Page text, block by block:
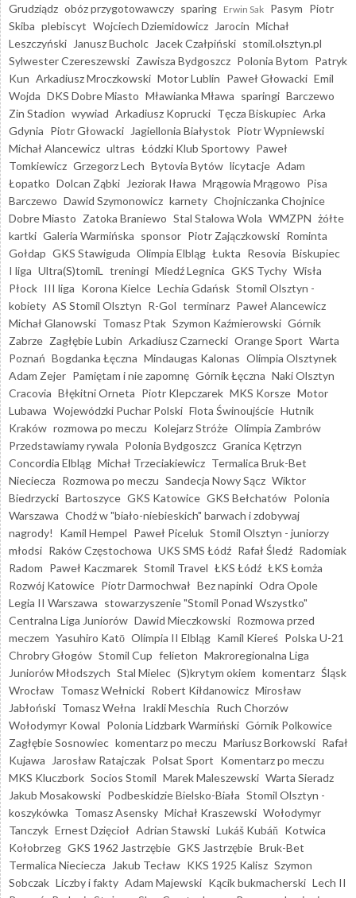
Grudziądz obóz przygotowawczy sparing Erwin Sak Pasym Piotr
Skiba plebiscyt Wojciech Dziemidowicz Jarocin Michał
Leszczyński
Janusz Bucholc Jacek Czałpiński stomil.olsztyn.pl
Sylwester Czereszewski Zawisza Bydgoszcz Polonia Bytom Patryk
Kun Arkadiusz Mroczkowski Motor Lublin Paweł Głowacki Emil
Wojda DKS Dobre Miasto Mławianka Mława sparingi Barczewo
Zin Stadion wywiad Arkadiusz Koprucki Tęcza Biskupiec Arka
Gdynia Piotr Głowacki Jagiellonia Białystok Piotr Wypniewski
Michał Alancewicz ultras Łódzki Klub Sportowy Paweł
Tomkiewicz Grzegorz Lech Bytovia Bytów licytacje Adam
Łopatko Dolcan Ząbki Jeziorak Iława Mrągowia Mrągowo Pisa
Barczewo Dawid Szymonowicz karnety Chojniczanka Chojnice
Dobre Miasto Zatoka Braniewo Stal Stalowa Wola WMZPN żółte
kartki Galeria Warmińska sponsor Piotr Zajączkowski Rominta
Gołdap GKS Stawiguda Olimpia Elbląg Łukta Resovia Biskupiec
I liga Ultra(S)tomiL treningi Miedź Legnica GKS Tychy Wisła
Płock III liga Korona Kielce Lechia Gdańsk Stomil Olsztyn -
kobiety AS Stomil Olsztyn R-Gol terminarz Paweł Alancewicz
Michał Glanowski Tomasz Ptak Szymon Kaźmierowski Górnik
Zabrze Zagłębie Lubin Arkadiusz Czarnecki Orange Sport Warta
Poznań Bogdanka Łęczna Mindaugas Kalonas Olimpia Olsztynek
Adam Zejer Pamiętam i nie zapomnę Górnik Łęczna Naki Olsztyn
Cracovia Błękitni Orneta Piotr Klepczarek MKS Korsze Motor
Lubawa Wojewódzki Puchar Polski Flota Świnoujście Hutnik
Kraków rozmowa po meczu Kolejarz Stróże Olimpia Zambrów
Przedstawiamy rywala Polonia Bydgoszcz Granica Kętrzyn
Concordia Elbląg Michał Trzeciakiewicz Termalica Bruk-Bet
Nieciecza Rozmowa po meczu Sandecja Nowy Sącz Wiktor
Biedrzycki Bartoszyce GKS Katowice GKS Bełchatów Polonia
Warszawa Chodź w "biało-niebieskich" barwach i zdobywaj
nagrody!
Kamil Hempel Paweł Piceluk Stomil Olsztyn - juniorzy
młodsi Raków Częstochowa UKS SMS Łódź Rafał Śledź Radomiak
Radom Paweł Kaczmarek Stomil Travel ŁKS Łódź ŁKS Łomża
Rozwój Katowice Piotr Darmochwał Bez napinki Odra Opole
Legia II Warszawa stowarzyszenie "Stomil Ponad Wszystko"
Centralna Liga Juniorów Dawid Mieczkowski Rozmowa przed
meczem Yasuhiro Katō Olimpia II Elbląg Kamil Kiereś Polska U-21
Chrobry Głogów Stomil Cup felieton Makroregionalna Liga
Juniorów Młodszych Stal Mielec (S)krytym okiem komentarz Śląsk
Wrocław Tomasz Wełnicki Robert Kiłdanowicz Mirosław
Jabłoński Tomasz Wełna Irakli Meschia Ruch Chorzów
Wołodymyr Kowal Polonia Lidzbark Warmiński Górnik Polkowice
Zagłębie Sosnowiec komentarz po meczu Mariusz Borkowski Rafał
Kujawa
Jarosław Ratajczak Polsat Sport Komentarz po meczu
MKS Kluczbork Socios Stomil Marek Maleszewski Warta Sieradz
Jakub Mosakowski Podbeskidzie Bielsko-Biała Stomil Olsztyn -
koszykówka Tomasz Asensky Michał Kraszewski Wołodymyr
Tanczyk Ernest Dzięcioł Adrian Stawski Lukáš Kubáň Kotwica
Kołobrzeg GKS 1962 Jastrzębie GKS Jastrzębie Bruk-Bet
Termalica Nieciecza
Jakub Tecław KKS 1925 Kalisz Szymon
Sobczak Liczby i fakty Adam Majewski Kącik bukmacherski Lech II